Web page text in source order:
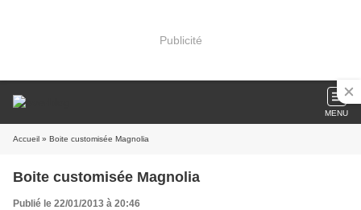
Publicité
MENU
Accueil » Boite customisée Magnolia
Boite customisée Magnolia
Publié le 22/01/2013 à 20:46